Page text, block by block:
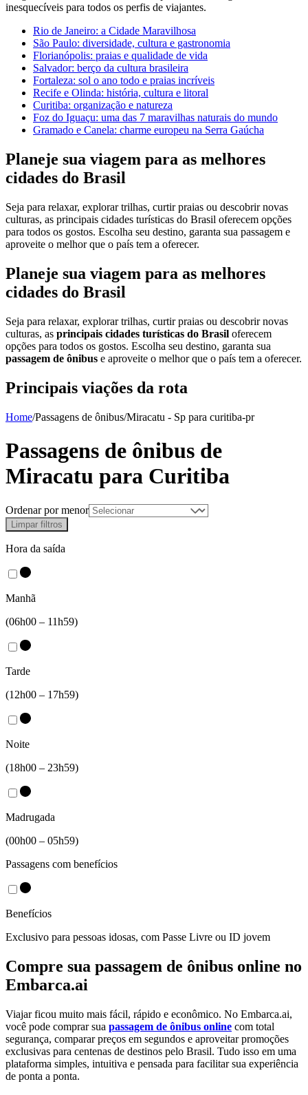
inesquecíveis para todos os perfis de viajantes.
Rio de Janeiro: a Cidade Maravilhosa
São Paulo: diversidade, cultura e gastronomia
Florianópolis: praias e qualidade de vida
Salvador: berço da cultura brasileira
Fortaleza: sol o ano todo e praias incríveis
Recife e Olinda: história, cultura e litoral
Curitiba: organização e natureza
Foz do Iguaçu: uma das 7 maravilhas naturais do mundo
Gramado e Canela: charme europeu na Serra Gaúcha
Planeje sua viagem para as melhores
cidades do Brasil
Seja para relaxar, explorar trilhas, curtir praias ou descobrir novas
culturas, as principais cidades turísticas do Brasil oferecem opções
para todos os gostos. Escolha seu destino, garanta sua passagem e
aproveite o melhor que o país tem a oferecer.
Planeje sua viagem para as melhores
cidades do Brasil
Seja para relaxar, explorar trilhas, curtir praias ou descobrir novas
culturas, as principais cidades turísticas do Brasil oferecem
opções para todos os gostos. Escolha seu destino, garanta sua
passagem de ônibus e aproveite o melhor que o país tem a oferecer.
Principais viações da rota
Home/Passagens de ônibus/Miracatu - Sp para curitiba-pr
Passagens de ônibus de
Miracatu para Curitiba
Ordenar por menor
Limpar filtros
Hora da saída
Manhã
(06h00 – 11h59)
Tarde
(12h00 – 17h59)
Noite
(18h00 – 23h59)
Madrugada
(00h00 – 05h59)
Passagens com benefícios
Benefícios
Exclusivo para pessoas idosas, com Passe Livre ou ID jovem
Compre sua passagem de ônibus online no
Embarca.ai
Viajar ficou muito mais fácil, rápido e econômico. No Embarca.ai,
você pode comprar sua passagem de ônibus online com total
segurança, comparar preços em segundos e aproveitar promoções
exclusivas para centenas de destinos pelo Brasil. Tudo isso em uma
plataforma simples, intuitiva e pensada para facilitar sua experiência
de ponta a ponta.